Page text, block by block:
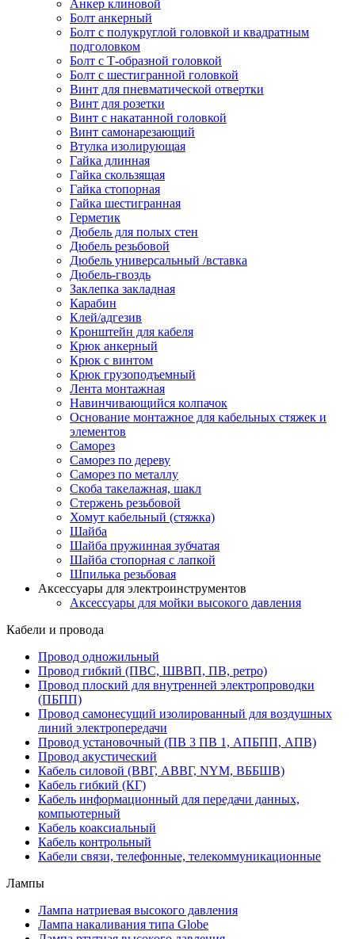
Анкер клиновой
Болт анкерный
Болт с полукруглой головкой и квадратным
подголовком
Болт с Т-образной головкой
Болт с шестигранной головкой
Винт для пневматической отвертки
Винт для розетки
Винт с накатанной головкой
Винт самонарезающий
Втулка изолирующая
Гайка длинная
Гайка скользящая
Гайка стопорная
Гайка шестигранная
Герметик
Дюбель для полых стен
Дюбель резьбовой
Дюбель универсальный /вставка
Дюбель-гвоздь
Заклепка закладная
Карабин
Клей/адгезив
Кронштейн для кабеля
Крюк анкерный
Крюк с винтом
Крюк грузоподъемный
Лента монтажная
Навинчивающийся колпачок
Основание монтажное для кабельных стяжек и
элементов
Саморез
Саморез по дереву
Саморез по металлу
Скоба такелажная, шакл
Стержень резьбовой
Хомут кабельный (стяжка)
Шайба
Шайба пружинная зубчатая
Шайба стопорная с лапкой
Шпилька резьбовая
Аксессуары для электроинструментов
Аксессуары для мойки высокого давления
Кабели и провода
Провод одножильный
Провод гибкий (ПВС, ШВВП, ПВ, ретро)
Провод плоский для внутренней электропроводки
(ПБПП)
Провод самонесущий изолированный для воздушных
линий электропередачи
Провод установочный (ПВ 3 ПВ 1, АПБПП, АПВ)
Провод акустический
Кабель силовой (ВВГ, АВВГ, NYM, ВББШВ)
Кабель гибкий (КГ)
Кабель информационный для передачи данных,
компьютерный
Кабель коаксиальный
Кабель контрольный
Кабели связи, телефонные, телекоммуникационные
Лампы
Лампа натриевая высокого давления
Лампа накаливания типа Globe